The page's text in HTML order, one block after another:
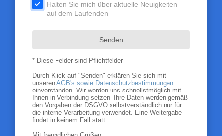
.
Halten Sie mich über aktuelle Neuigkeiten
auf dem Laufenden
Senden
* Diese Felder sind Pflichtfelder
Durch Klick auf "Senden" erklären Sie sich mit
unseren AGB's sowie Datenschutzbestimmungen
einverstanden. Wir werden uns schnellstmöglich mit
Ihnen in Verbindung setzen. Ihre Daten werden gemäß
den Vorgaben der DSGVO selbstverständlich nur für
die interne Verarbeitung verwendet. Eine Weitergabe
findet in keinem Fall statt.